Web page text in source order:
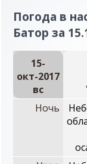
Погода в
Батор за
15-
окт-2017
вc
Ночь